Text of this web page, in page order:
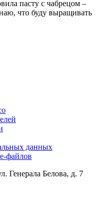
пасту с чабрецом –
что буду выращивать
данных
файлов
Генерала Белова, д. 7